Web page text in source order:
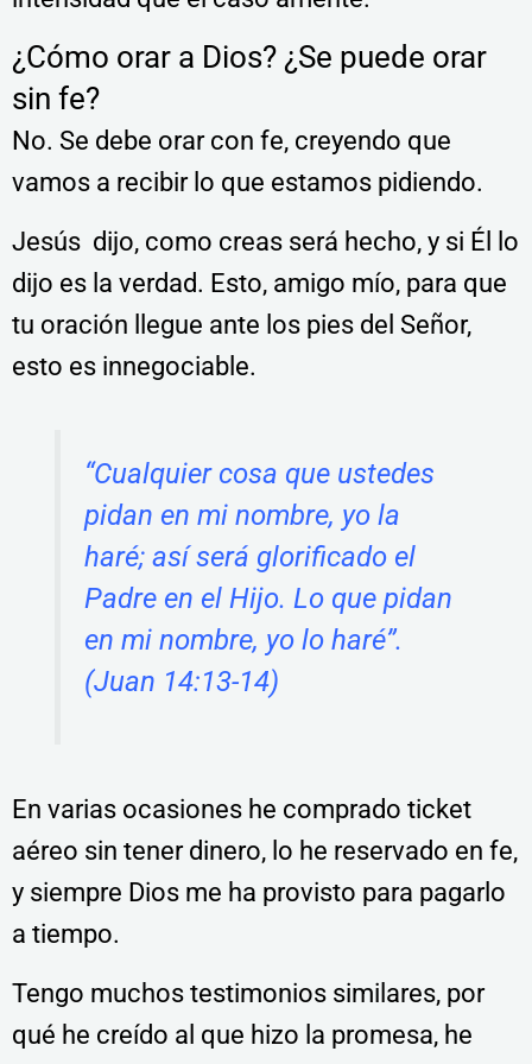
¿Cómo orar a Dios? ¿Se puede orar
sin fe?
No. Se debe orar con fe, creyendo que
vamos a recibir lo que estamos pidiendo.
Jesús dijo, como creas será hecho, y si Él lo
dijo es la verdad. Esto, amigo mío, para que
tu oración llegue ante los pies del Señor,
esto es innegociable.
“Cualquier cosa que ustedes
pidan en mi nombre, yo la
haré; así será glorificado el
Padre en el Hijo. Lo que pidan
en mi nombre, yo lo haré”.
(Juan 14:13-14)
En varias ocasiones he comprado ticket
aéreo sin tener dinero, lo he reservado en fe,
y siempre Dios me ha provisto para pagarlo
a tiempo.
Tengo muchos testimonios similares, por
qué he creído al que hizo la promesa, he